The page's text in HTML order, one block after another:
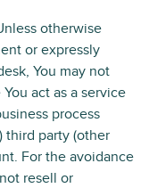
otherwise
or expressly
You may not
act as a service
process
third party (other
For the avoidance
resell or